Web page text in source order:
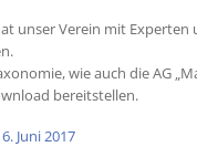
unser Verein mit
wie auch die AG
bereitstellen.
Juni 2017